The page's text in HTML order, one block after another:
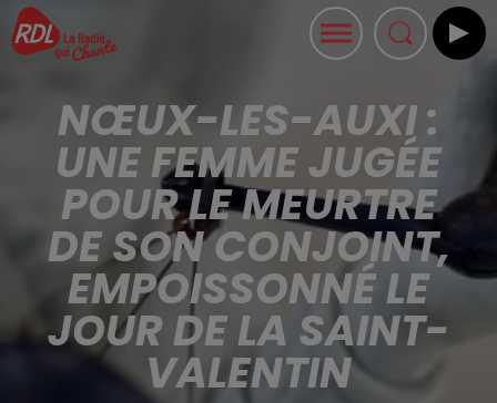
NŒUX-LES-AUXI :
UNE FEMME JUGÉE
POUR LE MEURTRE
DE SON CONJOINT,
EMPOISSONNÉ LE
JOUR DE LA SAINT-
VALENTIN